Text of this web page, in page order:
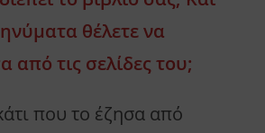
θέλετε να
από τις σελίδες του;
που το έζησα από